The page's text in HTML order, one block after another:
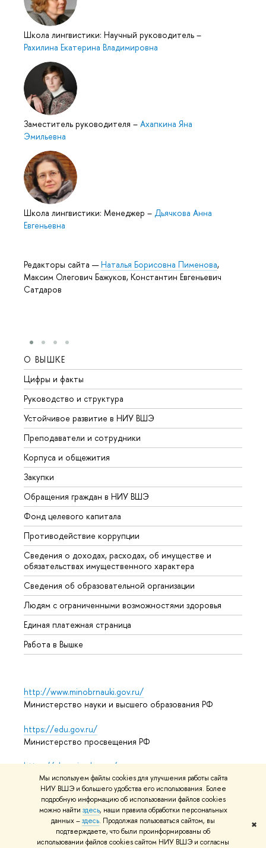
Мы используем файлы cookies для улучшения работы сайта
НИУ ВШЭ и большего удобства его использования. Более
подробную информацию об использовании файлов cookies
можно найти здесь, наши правила обработки персональных
данных –здесь. Продолжая пользоваться сайтом, вы
подтверждаете, что были проинформированы об
использовании файлов cookies сайтом НИУ ВШЭ и согласны
✖
Школа лингвистики: Научный руководитель –
Рахилина Екатерина Владимировна
Заместитель руководителя – Ахапкина Яна
Эмильевна
Школа лингвистики: Менеджер – Дьячкова Анна
Евгеньевна
Редакторы сайта —Наталья Борисовна Пименова,
Максим Олегович Бажуков, Константин Евгеньевич
Сатдаров
О ВЫШКЕ
Цифры и факты
Руководство и структура
Устойчивое развитие в НИУ ВШЭ
Преподаватели и сотрудники
Корпуса и общежития
Закупки
Обращения граждан в НИУ ВШЭ
Фонд целевого капитала
Противодействие коррупции
Сведения о доходах, расходах, об имуществе и
обязательствах имущественного характера
Сведения об образовательной организации
Людям с ограниченными возможностями здоровья
Единая платежная страница
Работа в Вышке
http://www.minobrnauki.gov.ru/
Министерство науки и высшего образования РФ
https://edu.gov.ru/
Министерство просвещения РФ
https://elearning.hse.ru/mooc
Массовые открытые онлайн-курсы
© НИУ ВШЭ 1993–2026 Адреса и контактыУсловия
использования материаловПолитика конфиденциальности
Карта сайта